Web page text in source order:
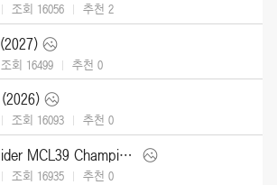
조회 16056 추천 2
조회 16499 추천 0
조회 16093 추천 0
맥라렌 Artura Spider MCL39 Championship Edition (2026)
조회 16935 추천 0